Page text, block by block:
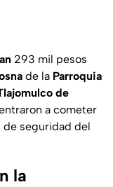
293 mil pesos
de la Parroquia
de
a cometer
de seguridad del
la